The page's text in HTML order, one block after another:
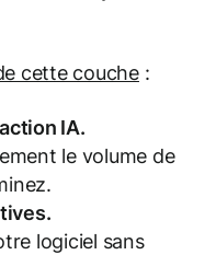
cette couche:
IA.
le volume de
logiciel sans